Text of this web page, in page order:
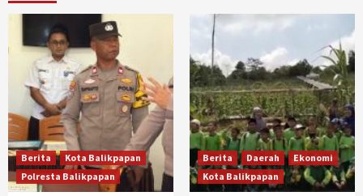
Berita
Kota Balikpapan
Polresta Balikpapan
Berita Daerah
Ekonomi
Kota Balikpapan